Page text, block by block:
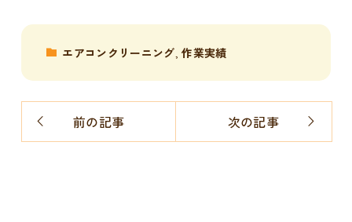
エアコンクリーニング,作業実績
前の記事 次の記事